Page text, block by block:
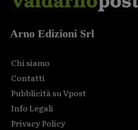
Arno Edizioni Srl
Chi siamo
Contatti
Pubblicità su Vpost
Info Legali
Privacy Policy